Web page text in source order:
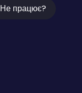
Не працює?